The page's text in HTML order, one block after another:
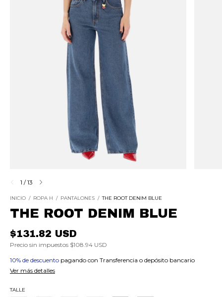
1 /13
INICIO / ROPA H / PANTALONES / THE ROOT DENIM BLUE
THE ROOT DENIM BLUE
$131.82 USD
Precio sin impuestos $108.94 USD
10% de descuento pagando con Transferencia o depósito bancario
Ver más detalles
TALLE